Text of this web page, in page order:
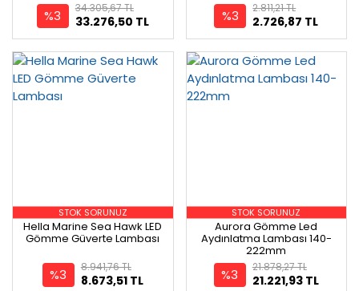
%3 33.276,50 TL
34.305,67 TL %3 2.726,87 TL
2.811,21 TL
STOK SORUNUZ
Hella Marine Sea Hawk LED
Gömme Güverte Lambası
%3 8.673,51 TL
8.941,76 TL
STOK SORUNUZ
Aurora Gömme Led
Aydınlatma Lambası 140-
222mm
%3 21.221,93 TL
21.878,27 TL